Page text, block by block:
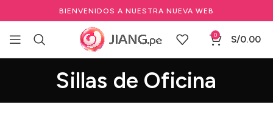
BIENVENIDOS A NUESTRA NUEVA WEB
0 S/0.00
Sillas de Oficina